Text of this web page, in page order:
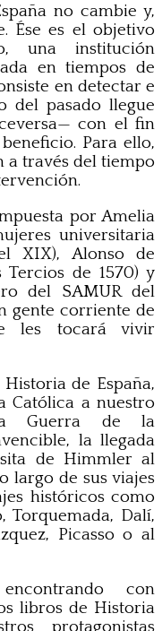
no cambie y,
Ése es el objetivo
una institución
en tiempos de
en detectar e
del pasado llegue
con el fin
Para ello,
a través del tiempo
por Amelia
universitaria
XIX), Alonso de
de 1570) y
del SAMUR del
gente corriente de
les tocará vivir
de España,
Católica a nuestro
Guerra de la
la llegada
de Himmler al
largo de sus viajes
históricos como
Torquemada, Dalí,
Picasso o al
con
libros de Historia
protagonistas